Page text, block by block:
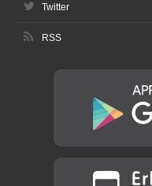
Twitter
RSS